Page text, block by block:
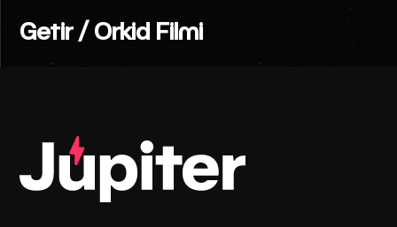
Getir / Orkid Filmi